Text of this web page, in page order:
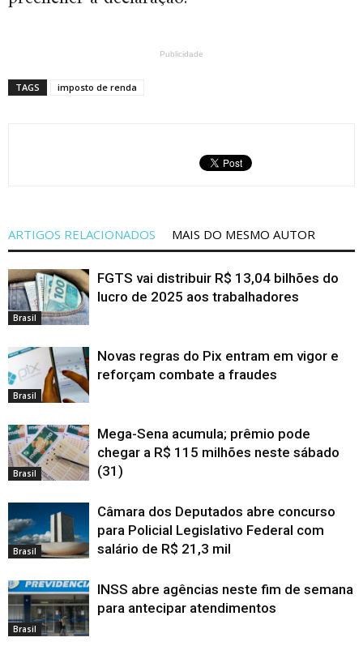
Publicidade
TAGS imposto de renda
ARTIGOS RELACIONADOS MAIS DO MESMO AUTOR
Brasil
FGTS vai distribuir R$ 13,04 bilhões do
lucro de 2025 aos trabalhadores
Brasil
Novas regras do Pix entram em vigor e
reforçam combate a fraudes
Brasil
Mega-Sena acumula; prêmio pode
chegar a R$ 115 milhões neste sábado
(31)
Brasil
Câmara dos Deputados abre concurso
para Policial Legislativo Federal com
salário de R$ 21,3 mil
Brasil
INSS abre agências neste fim de semana
para antecipar atendimentos